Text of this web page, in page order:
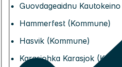
Guovdageaidnu Kautokeino
Hammerfest (Kommune)
Hasvik (Kommune)
Karasjohka Karasjok